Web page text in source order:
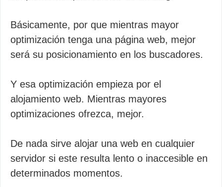
Básicamente, por que mientras mayor
optimización tenga una página web, mejor
será su posicionamiento en los buscadores.
Y esa optimización empieza por el
alojamiento web. Mientras mayores
optimizaciones ofrezca, mejor.
De nada sirve alojar una web en cualquier
servidor si este resulta lento o inaccesible en
determinados momentos.